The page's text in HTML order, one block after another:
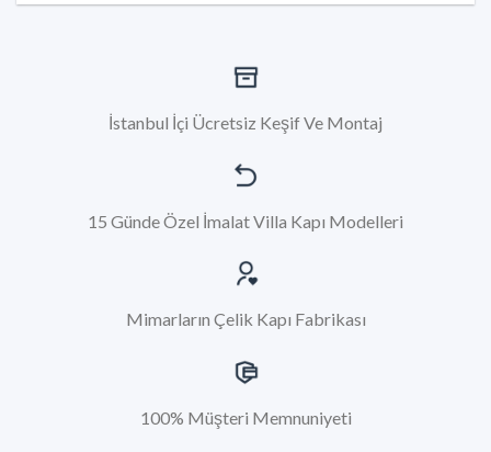
İstanbul İçi Ücretsiz Keşif Ve Montaj
15 Günde Özel İmalat Villa Kapı Modelleri
Mimarların Çelik Kapı Fabrikası
100% Müşteri Memnuniyeti